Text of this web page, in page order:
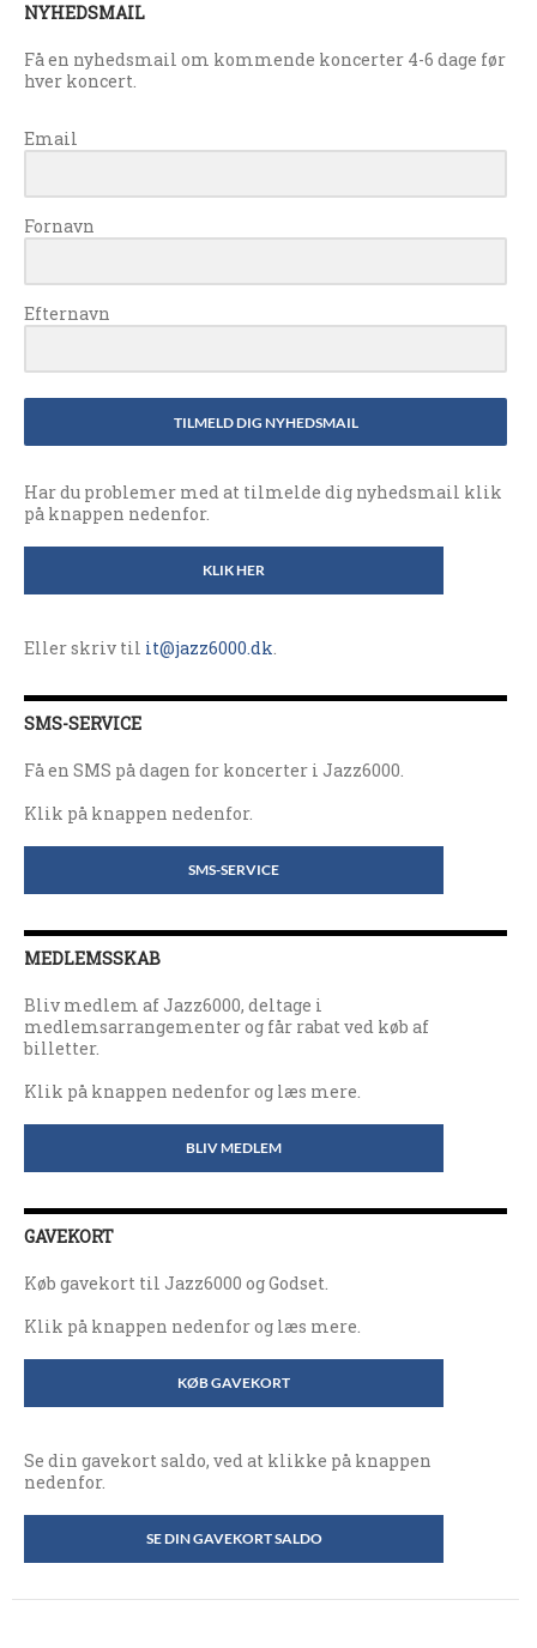
NYHEDSMAIL
Få en nyhedsmail om kommende koncerter 4-6 dage før
hver koncert.
Email
Fornavn
Efternavn
TILMELD DIG NYHEDSMAIL
Har du problemer med at tilmelde dig nyhedsmail klik
på knappen nedenfor.
KLIK HER
Eller skriv til it@jazz6000.dk.
SMS-SERVICE
Få en SMS på dagen for koncerter i Jazz6000.
Klik på knappen nedenfor.
SMS-SERVICE
MEDLEMSSKAB
Bliv medlem af Jazz6000, deltage i
medlemsarrangementer og får rabat ved køb af
billetter.
Klik på knappen nedenfor og læs mere.
BLIV MEDLEM
GAVEKORT
Køb gavekort til Jazz6000 og Godset.
Klik på knappen nedenfor og læs mere.
KØB GAVEKORT
Se din gavekort saldo, ved at klikke på knappen
nedenfor.
SE DIN GAVEKORT SALDO